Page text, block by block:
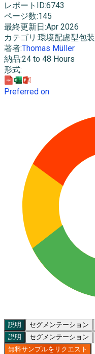
レポートID:6743
ページ数:145
最終更新日 :Apr 2026
カテゴリ :環境配慮型包装
著者:Thomas Müller
納品:24 to 48 Hours
形式:
Preferred on
説明 セグメンテーション
説明
セグメンテーション
無料サンプルをリクエスト